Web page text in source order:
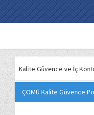
Kalite Güvence ve İç
ÇOMÜ Kalite Güvence